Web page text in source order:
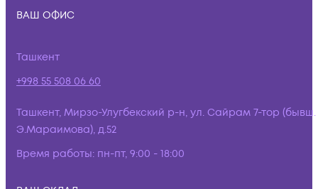
ВАШ ОФИС
Ташкент
+998 55 508 06 60
Ташкент, Мирзо-Улугбекский р-н, ул. Сайрам 7-тор (бывш.
Э.Мараимова), д.52
Время работы: пн-пт, 9:00 - 18:00